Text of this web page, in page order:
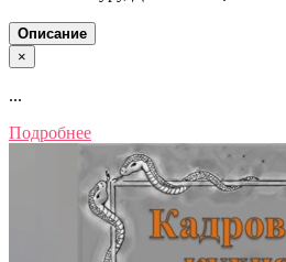
Описание
×
...
Подробнее